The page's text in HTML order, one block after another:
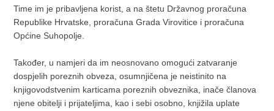
Time im je pribavljena korist, a na štetu Državnog proračuna
Republike Hrvatske, proračuna Grada Virovitice i proračuna
Općine Suhopolje.
Također, u namjeri da im neosnovano omogući zatvaranje
dospjelih poreznih obveza, osumnjičena je neistinito na
knjigovodstvenim karticama poreznih obveznika, inače članova
njene obitelji i prijateljima, kao i sebi osobno, knjižila uplate